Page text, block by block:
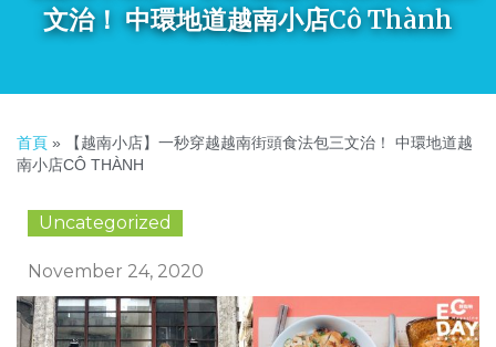
文治！ 中環地道越南小店Cô Thành
首頁 »
【越南小店】一秒穿越越南街頭食法包三文治！ 中環地道越
南小店CÔ THÀNH
Uncategorized
November 24, 2020